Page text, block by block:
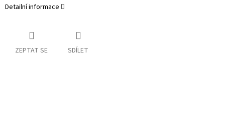
Detailní informace
ZEPTAT SE SDÍLET